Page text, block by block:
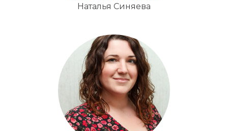
Наталья Синяева